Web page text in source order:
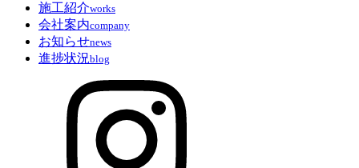
施工紹介works
会社案内company
お知らせnews
進捗状況blog